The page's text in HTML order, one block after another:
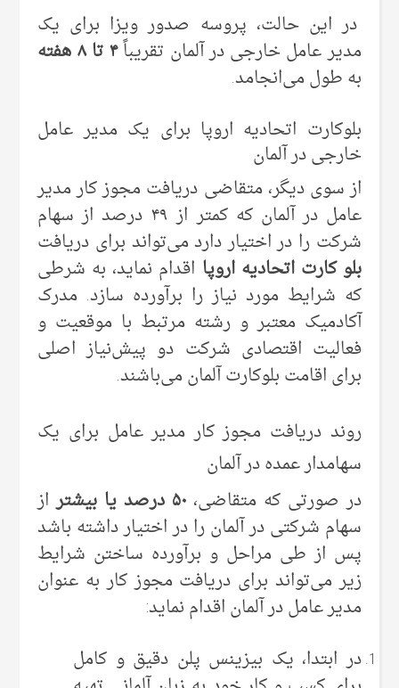
در این حالت، پروسه صدور ویزا برای یک
مدیر عامل خارجی در آلمان تقریباً۴ تا ۸ هفته
به طول می‌انجامد.
بلوکارت اتحادیه اروپا برای یک مدیر عامل
خارجی در آلمان
از سوی دیگر، متقاضی دریافت مجوز کار مدیر
عامل در آلمان که کمتر از ۴۹ درصد از سهام
شرکت را در اختیار دارد می‌تواند برای دریافت
بلو کارت اتحادیه اروپا اقدام نماید، به شرطی
که شرایط مورد نیاز را برآورده سازد. مدرک
آکادمیک معتبر و رشته مرتبط با موقعیت و
فعالیت اقتصادی شرکت دو پیش‌نیاز اصلی
برای اقامت بلوکارت آلمان می‌باشند.
روند دریافت مجوز کار مدیر عامل برای یک
سهامدار عمده در آلمان
در صورتی که متقاضی، ۵۰ درصد یا بیشتراز
سهام شرکتی در آلمان را در اختیار داشته باشد
پس از طی مراحل و برآورده ساختن شرایط
زیر می‌تواند برای دریافت مجوز کار به عنوان
مدیر عامل در آلمان اقدام نماید:
در ابتدا، یک بیزینس پلن دقیق و کامل